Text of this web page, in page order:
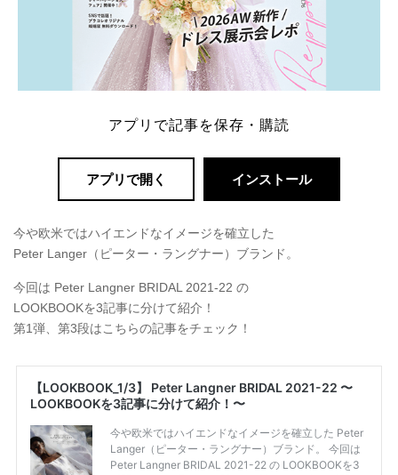
アプリで記事を保存・購読
アプリで開く インストール
今や欧米ではハイエンドなイメージを確立した
Peter Langer（ピーター・ラングナー）ブランド。
今回は Peter Langner BRIDAL 2021-22 の
LOOKBOOKを3記事に分けて紹介！
第1弾、第3段はこちらの記事をチェック！